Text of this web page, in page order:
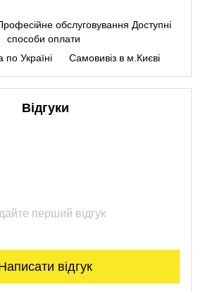
обслуговування Доступні
способи оплати
по Україні
Самовивіз в м.Києві
Відгуки
перший відгук
відгук